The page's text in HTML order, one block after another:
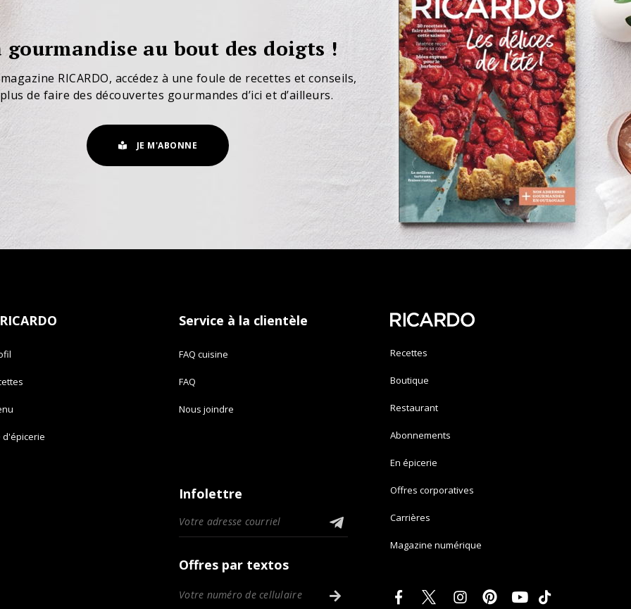
gourmandise au bout des doigts !
RICARDO, accédez à une foule de recettes et conseils,
de faire des découvertes gourmandes d’ici et d’ailleurs.
JE M'ABONNE
d'épicerie
Service à la clientèle
FAQ cuisine
FAQ
Nous joindre
Infolettre
Offres par textos
Recettes
Boutique
Restaurant
Abonnements
En épicerie
Offres corporatives
Carrières
Magazine numérique